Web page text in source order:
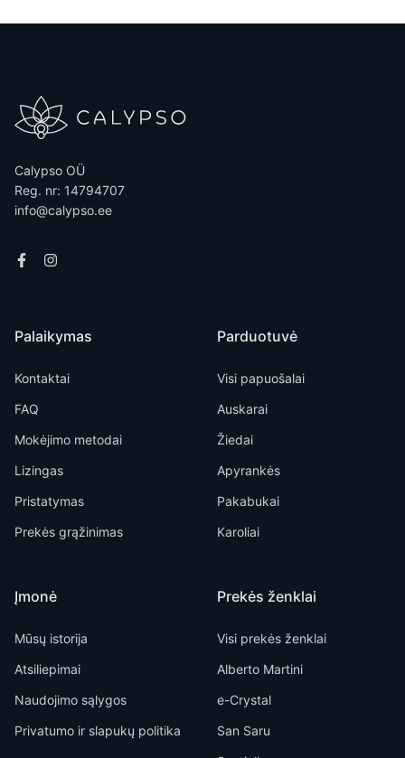
Calypso OÜ
Reg. nr: 14794707
info@calypso.ee
Palaikymas
Kontaktai
FAQ
Mokėjimo metodai
Lizingas
Pristatymas
Prekės grąžinimas
Įmonė
Mūsų istorija
Atsiliepimai
Naudojimo sąlygos
Privatumo ir slapukų politika
Parduotuvė
Visi papuošalai
Auskarai
Žiedai
Apyrankės
Pakabukai
Karoliai
Prekės ženklai
Visi prekės ženklai
Alberto Martini
e-Crystal
San Saru